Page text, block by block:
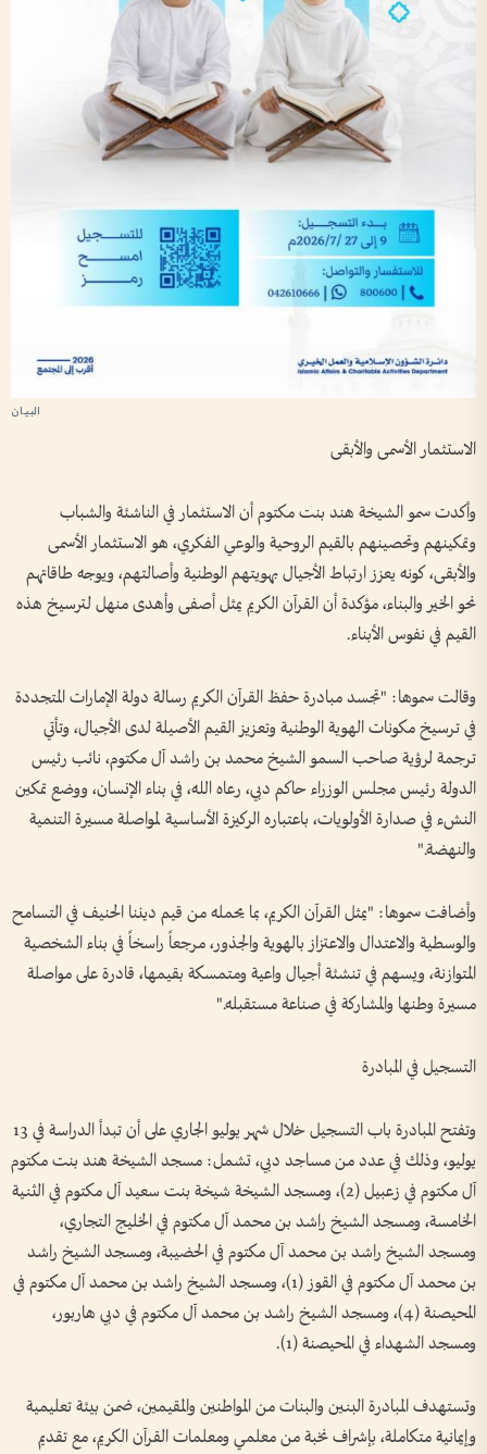
الاستثمار الأسمى والأبقى
وأكدت سمو الشيخة هند بنت مكتوم أن الاستثمار في الناشئة والشباب
وتمكينهم وتحصينهم بالقيم الروحية والوعي الفكري، هو الاستثمار الأسمى
والأبقى، كونه يعزز ارتباط الأجيال بهويتهم الوطنية وأصالتهم، ويوجه طاقاتهم
نحو الخير والبناء، مؤكدة أن القرآن الكريم يمثل أصفى وأهدى منهل لترسيخ هذه
القيم في نفوس الأبناء.
وقالت سموها: "تجسد مبادرة حفظ القرآن الكريم رسالة دولة الإمارات المتجددة
في ترسيخ مكونات الهوية الوطنية وتعزيز القيم الأصيلة لدى الأجيال، وتأتي
ترجمة لرؤية صاحب السمو الشيخ محمد بن راشد آل مكتوم، نائب رئيس
الدولة رئيس مجلس الوزراء حاكم دبي، رعاه الله، في بناء الإنسان، ووضع تمكين
النشء في صدارة الأولويات، باعتباره الركيزة الأساسية لمواصلة مسيرة التنمية
والنهضة."
وأضافت سموها: "يمثل القرآن الكريم، بما يحمله من قيم ديننا الحنيف في التسامح
والوسطية والاعتدال والاعتزاز بالهوية والجذور، مرجعاً راسخاً في بناء الشخصية
المتوازنة، ويسهم في تنشئة أجيال واعية ومتمسكة بقيمها، قادرة على مواصلة
مسيرة وطنها والمشاركة في صناعة مستقبله."
التسجيل في المبادرة
وتفتح المبادرة باب التسجيل خلال شهر يوليو الجاري على أن تبدأ الدراسة في 13
يوليو، وذلك في عدد من مساجد دبي، تشمل: مسجد الشيخة هند بنت مكتوم
آل مكتوم في زعبيل (2)، ومسجد الشيخة شيخة بنت سعيد آل مكتوم في الثنية
الخامسة، ومسجد الشيخ راشد بن محمد آل مكتوم في الخليج التجاري،
ومسجد الشيخ راشد بن محمد آل مكتوم في الحضيبة، ومسجد الشيخ راشد
بن محمد آل مكتوم في القوز (1)، ومسجد الشيخ راشد بن محمد آل مكتوم في
المحيصنة (4)، ومسجد الشيخ راشد بن محمد آل مكتوم في دبي هاربور،
ومسجد الشهداء في المحيصنة (1).
وتستهدف المبادرة البنين والبنات من المواطنين والمقيمين، ضمن بيئة تعليمية
وإيمانية متكاملة، بإشراف نخبة من معلمي ومعلمات القرآن الكريم، مع تقديم